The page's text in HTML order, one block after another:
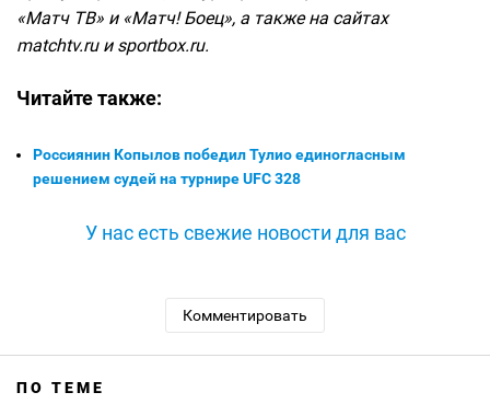
«Матч ТВ» и «Матч! Боец», а также на сайтах
matchtv.ru и sportbox.ru.
Читайте также:
Россиянин Копылов победил Тулио единогласным
решением судей на турнире UFC 328
У нас есть свежие новости для вас
Комментировать
ПО ТЕМЕ